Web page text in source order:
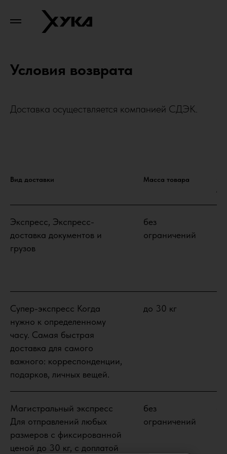
Условия возврата
Доставка осуществляется компанией СДЭК.
Вид доставки Масса товара
Экспресс, Экспресс-
доставка документов и
грузов
без
ограничений
Супер-экспресс Когда
нужно к определенному
часу. Самая быстрая
доставка для самого
важного: корреспонденции,
подарков, личных вещей.
до 30 кг
Магистральный экспресс
Для отправлений любых
размеров c фиксированной
ценой до 30 кг, с доплатой
без
ограничений